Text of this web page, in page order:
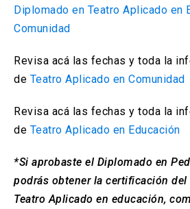
Diplomado en Teatro Aplicado en
Comunidad
Revisa acá las fechas y toda la
de Teatro Aplicado en Comunidad
Revisa acá las fechas y toda la
de Teatro Aplicado en Educación
*Si aprobaste el Diplomado en
podrás obtener la certificación del
Teatro Aplicado en educación,